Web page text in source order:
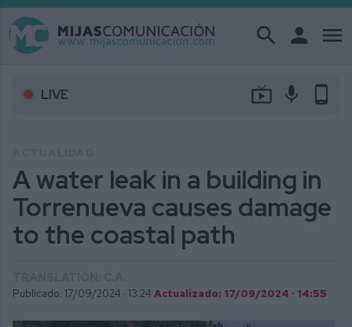
search person menu
LIVE live_tv mic phone_android
A water leak in a building in
Torrenueva causes damage
to the coastal path
Publicado: 17/09/2024 · 13:24 Actualizado: 17/09/2024 · 14:55